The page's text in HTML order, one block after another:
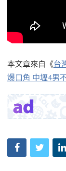
本文章來自《台
爆口角 中壢4男